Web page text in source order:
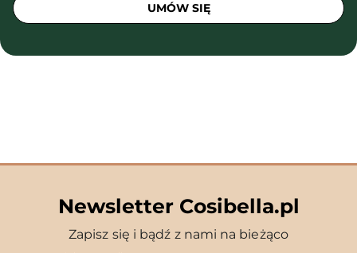
UMÓW SIĘ
Newsletter Cosibella.pl
Zapisz się i bądź z nami na bieżąco